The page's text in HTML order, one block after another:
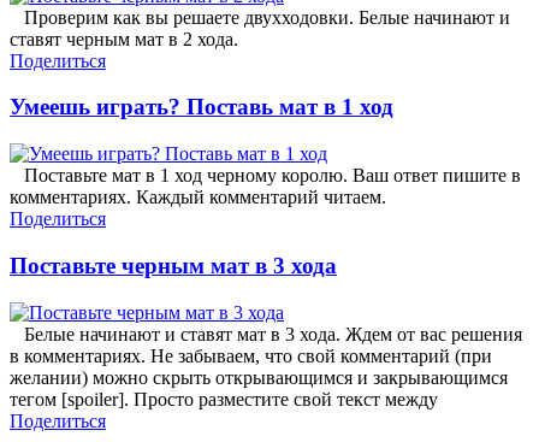
Проверим как вы решаете двухходовки. Белые начинают и
ставят черным мат в 2 хода.
Поделиться
Умеешь играть? Поставь мат в 1 ход
Поставьте мат в 1 ход черному королю. Ваш ответ пишите в
комментариях. Каждый комментарий читаем.
Поделиться
Поставьте черным мат в 3 хода
Белые начинают и ставят мат в 3 хода. Ждем от вас решения
в комментариях. Не забываем, что свой комментарий (при
желании) можно скрыть открывающимся и закрывающимся
тегом [spoiler]. Просто разместите свой текст между
Поделиться